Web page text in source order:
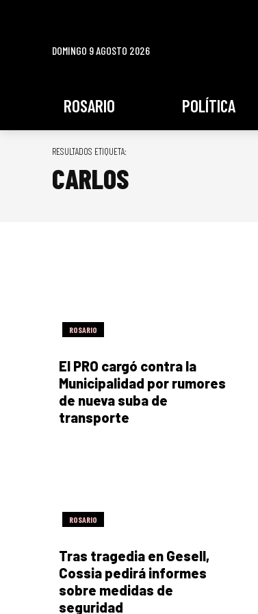
DOMINGO 9 AGOSTO 2026
ROSARIO POLÍTICA
RESULTADOS ETIQUETA:
CARLOS
ROSARIO
El PRO cargó contra la
Municipalidad por rumores
de nueva suba de
transporte
ROSARIO
Tras tragedia en Gesell,
Cossia pedirá informes
sobre medidas de
seguridad